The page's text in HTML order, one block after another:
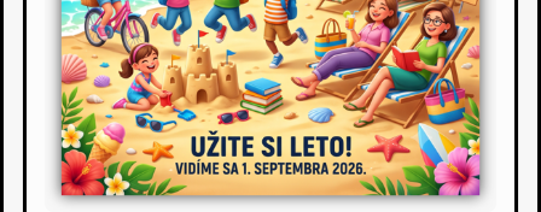
a
d
o
b
r
o
d